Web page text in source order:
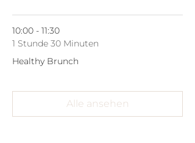
10:00 - 11:30
1 Stunde 30 Minuten
Healthy Brunch
Alle ansehen